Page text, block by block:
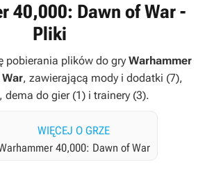
40,000: Dawn of War -
Pliki
pobierania plików do gry Warhammer
, zawierającą mody i dodatki (7),
dema do gier (1) i trainery (3).
WIĘCEJ O GRZE
40,000: Dawn of War